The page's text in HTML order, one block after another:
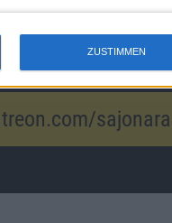
ZUSTIMMEN
sajonara